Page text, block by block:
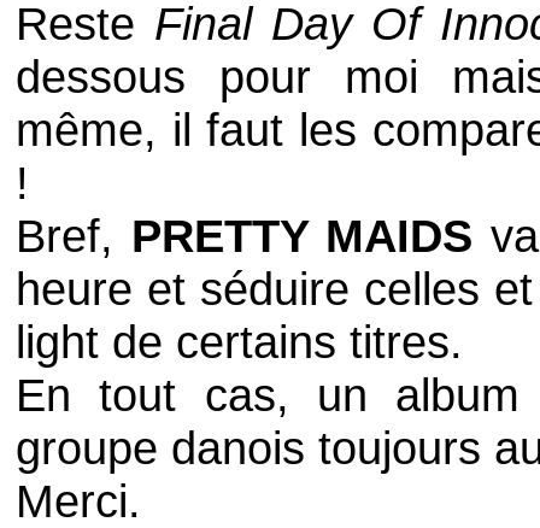
Reste Final Day Of
dessous pour moi
même, il faut les
!
Bref, PRETTY MAIDS
heure et séduire celles
light de certains titres.
En tout cas, un album
groupe danois toujours
Merci.